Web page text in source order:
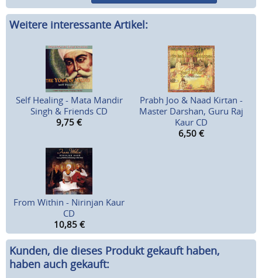
Weitere interessante Artikel:
Self Healing - Mata Mandir
Singh & Friends CD
9,75 €
Prabh Joo & Naad Kirtan -
Master Darshan, Guru Raj
Kaur CD
6,50 €
From Within - Nirinjan Kaur
CD
10,85 €
Kunden, die dieses Produkt gekauft haben,
haben auch gekauft: